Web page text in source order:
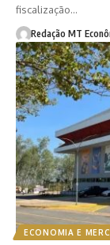
fiscalização…
Redação MT
ECONOMIA E